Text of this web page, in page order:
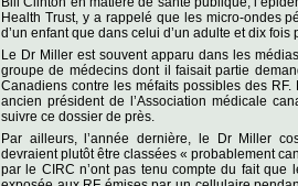
Health Trust, y a rappelé que les micro-ondes
d’un enfant que dans celui d’un adulte et dix fois
Le Dr Miller est souvent apparu dans les
groupe de médecins dont il faisait partie
Canadiens contre les méfaits possibles des
ancien président de l’Association médicale
suivre ce dossier de près.
Par ailleurs, l’année dernière, le Dr Miller
devraient plutôt être classées « probablement
par le CIRC n’ont pas tenu compte du fait